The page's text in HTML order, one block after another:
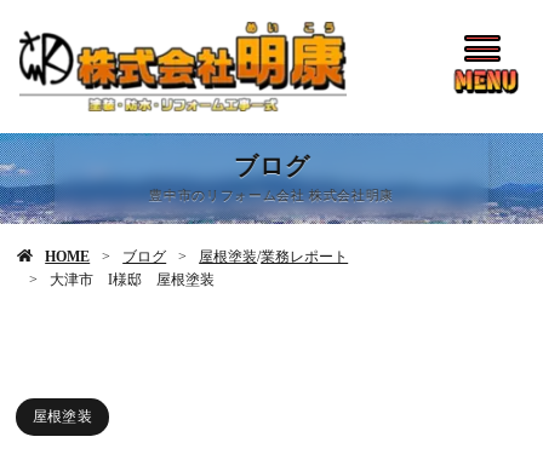
ブログ
豊中市のリフォーム会社 株式会社明康
HOME ブログ 屋根塗装/業務レポート
大津市 I様邸 屋根塗装
屋根塗装